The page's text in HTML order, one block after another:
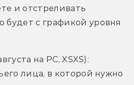
и отстреливать
с графикой уровня
на PC, XSXS):
лица, в которой нужно